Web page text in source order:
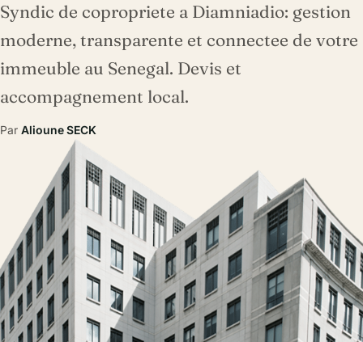
Syndic de copropriete a Diamniadio: gestion
moderne, transparente et connectee de votre
immeuble au Senegal. Devis et
accompagnement local.
Par Alioune SECK